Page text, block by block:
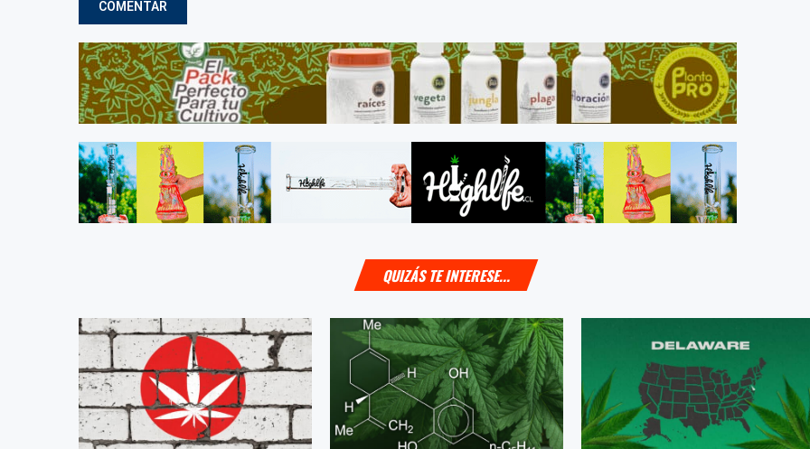
QUIZÁS TE INTERESE...